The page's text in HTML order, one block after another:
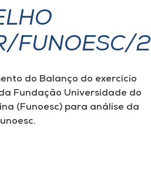
FUNOESC/
do Balanço do exercício
Fundação Universidade do
(Funoesc) para análise da